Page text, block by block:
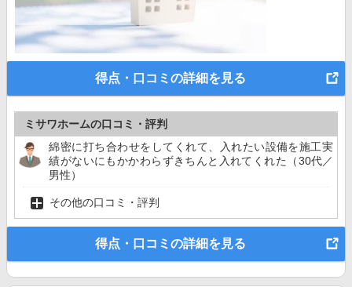
得点・口コミの詳細を見る
ミサワホームの口コミ・評判
綿密に打ち合わせをしてくれて、入れたい設備を施工実
績がないにもかかわらずきちんと入れてくれた（30代／
男性）
その他の口コミ・評判
得点・口コミの詳細を見る